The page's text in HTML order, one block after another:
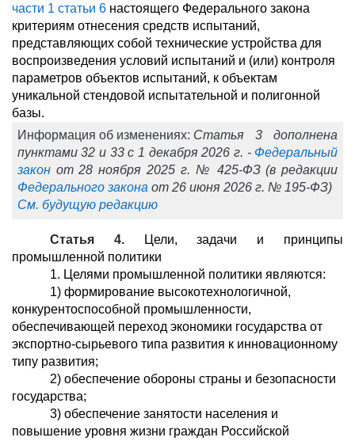
части 1 статьи 6 настоящего Федерального закона
критериям отнесения средств испытаний,
представляющих собой технические устройства для
воспроизведения условий испытаний и (или) контроля
параметров объектов испытаний, к объектам
уникальной стендовой испытательной и полигонной
базы.
Информация об изменениях: Статья 3 дополнена
пунктами 32 и 33 с 1 декабря 2026 г. - Федеральный
законот 28 ноября 2025 г. № 425-ФЗ (в редакции
Федерального законаот 26 июня 2026 г. № 195-ФЗ)
См. будущую редакцию
Статья 4.Цели, задачи и принципы
промышленной политики
1. Целями промышленной политики являются:
1) формирование высокотехнологичной,
конкурентоспособной промышленности,
обеспечивающей переход экономики государства от
экспортно-сырьевого типа развития к инновационному
типу развития;
2) обеспечение обороны страны и безопасности
государства;
3) обеспечение занятости населения и
повышение уровня жизни граждан Российской